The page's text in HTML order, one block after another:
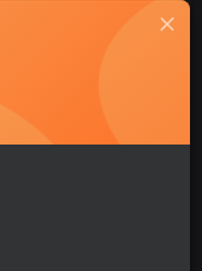
买，可保存购买订单